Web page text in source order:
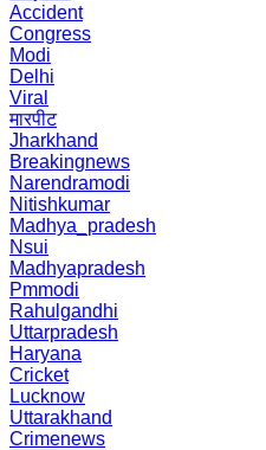
Accident
Congress
Modi
Delhi
Viral
मारपीट
Jharkhand
Breakingnews
Narendramodi
Nitishkumar
Madhya_pradesh
Nsui
Madhyapradesh
Pmmodi
Rahulgandhi
Uttarpradesh
Haryana
Cricket
Lucknow
Uttarakhand
Crimenews